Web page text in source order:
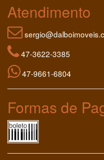
Atendimento
47-3622-3385
47-9661-6804
Formas de